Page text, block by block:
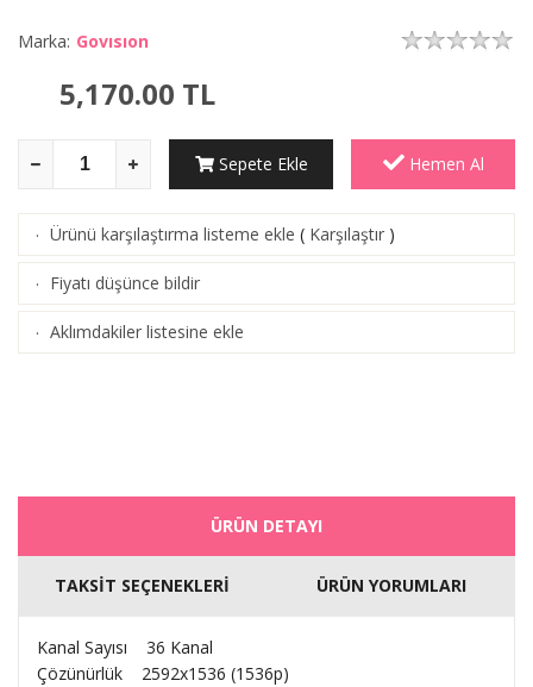
Marka: Govısıon
5,170.00 TL
Sepete Ekle Hemen Al
· Ürünü karşılaştırma listeme ekle ( Karşılaştır )
· Fiyatı düşünce bildir
· Aklımdakiler listesine ekle
ÜRÜN DETAYI
TAKSİT SEÇENEKLERİ ÜRÜN YORUMLARI
Kanal Sayısı 36 Kanal
Çözünürlük 2592x1536 (1536p)